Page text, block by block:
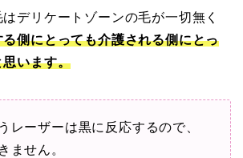
デリケートゾーンの毛が一切無く
る側にとっても介護される側にとっ
います。
レーザーは黒に反応するので、
ません。